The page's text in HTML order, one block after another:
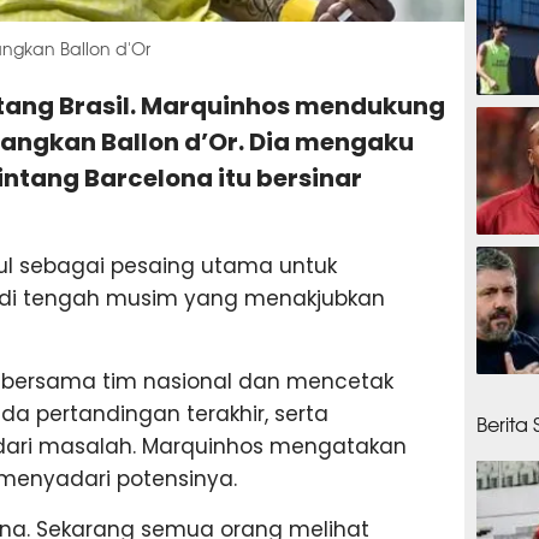
Ballon d'Or
Brasil. Marquinhos mendukung
Ballon d’Or. Dia mengaku
Barcelona itu bersinar
sebagai pesaing utama untuk
tengah musim yang menakjubkan
tim nasional dan mencetak
pertandingan terakhir, serta
masalah. Marquinhos mengatakan
potensinya.
Sekarang semua orang melihat
1 jam
1 jam
Berita